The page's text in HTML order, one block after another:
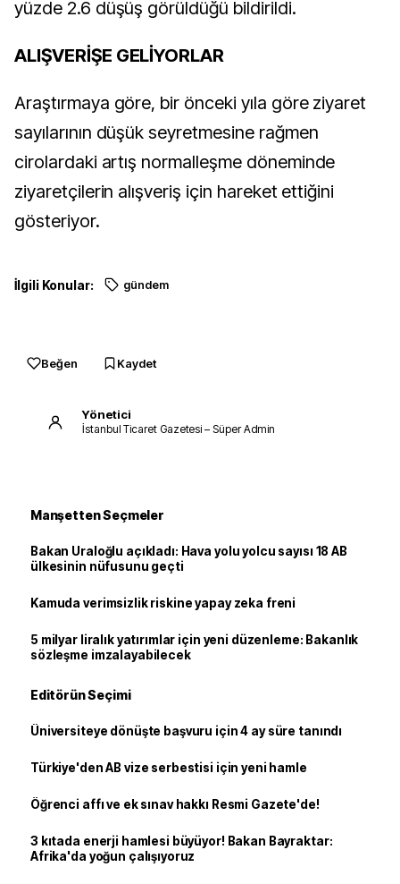
yüzde 2.6 düşüş görüldüğü bildirildi.
ALIŞVERİŞE GELİYORLAR
Araştırmaya göre, bir önceki yıla göre ziyaret
sayılarının düşük seyretmesine rağmen
cirolardaki artış normalleşme döneminde
ziyaretçilerin alışveriş için hareket ettiğini
gösteriyor.
İlgili Konular: gündem
Beğen Kaydet
Yönetici
İstanbul Ticaret Gazetesi – Süper Admin
Manşetten Seçmeler
Bakan Uraloğlu açıkladı: Hava yolu yolcu sayısı 18 AB
ülkesinin nüfusunu geçti
Kamuda verimsizlik riskine yapay zeka freni
5 milyar liralık yatırımlar için yeni düzenleme: Bakanlık
sözleşme imzalayabilecek
Editörün Seçimi
Üniversiteye dönüşte başvuru için 4 ay süre tanındı
Türkiye'den AB vize serbestisi için yeni hamle
Öğrenci affı ve ek sınav hakkı Resmi Gazete'de!
3 kıtada enerji hamlesi büyüyor! Bakan Bayraktar:
Afrika'da yoğun çalışıyoruz